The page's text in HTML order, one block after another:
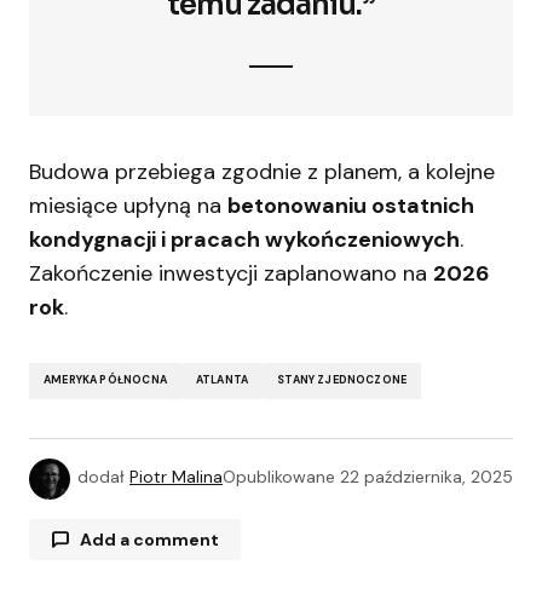
Budowa przebiega zgodnie z planem, a kolejne
miesiące upłyną na betonowaniu ostatnich
kondygnacji i pracach wykończeniowych.
Zakończenie inwestycji zaplanowano na 2026
rok.
AMERYKA PÓŁNOCNA ATLANTA STANY ZJEDNOCZONE
dodał Piotr MalinaOpublikowane 22 października, 2025
Add a comment